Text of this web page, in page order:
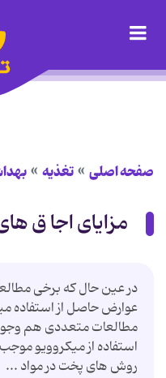
صفحه اصلی تغذیه
مزایای اجا ق
در عین حال که برخی
عوارض حاصل از استفاده
مطالعات متعددی هم وجود
استفاده از میکروویو
روش های پخت در مواد ...